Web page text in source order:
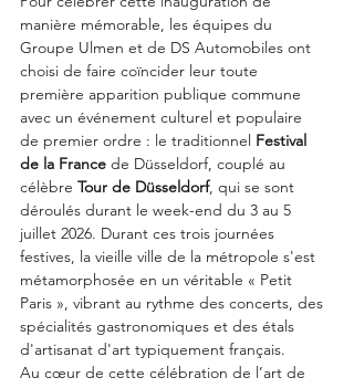
manière mémorable, les équipes du
Groupe Ulmen et de DS Automobiles ont
choisi de faire coïncider leur toute
première apparition publique commune
avec un événement culturel et populaire
de premier ordre : le traditionnel Festival
de la France de Düsseldorf, couplé au
célèbre Tour de Düsseldorf, qui se sont
déroulés durant le week-end du 3 au 5
juillet 2026. Durant ces trois journées
festives, la vieille ville de la métropole s'est
métamorphosée en un véritable « Petit
Paris », vibrant au rythme des concerts, des
spécialités gastronomiques et des étals
d'artisanat d'art typiquement français.
Au cœur de cette célébration de l’art de